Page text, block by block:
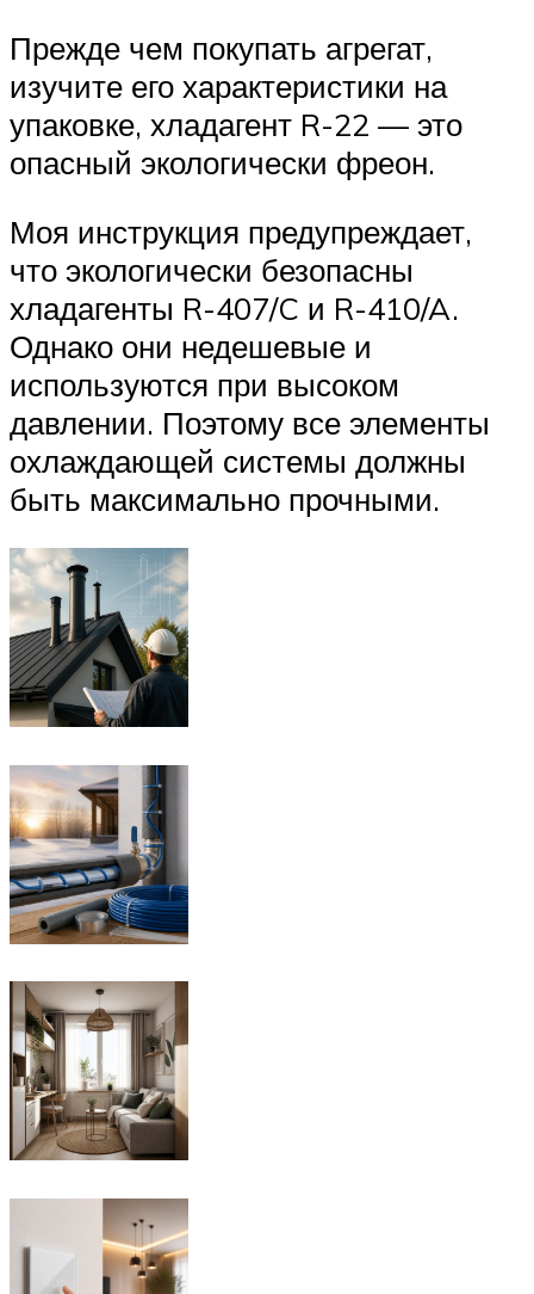
Прежде чем покупать агрегат,
изучите его характеристики на
упаковке, хладагент R-22 — это
опасный экологически фреон.
Моя инструкция предупреждает,
что экологически безопасны
хладагенты R-407/C и R-410/A.
Однако они недешевые и
используются при высоком
давлении. Поэтому все элементы
охлаждающей системы должны
быть максимально прочными.